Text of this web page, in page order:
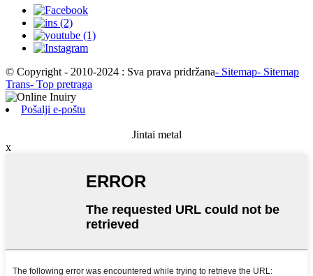
© Copyright - 2010-2024 : Sva prava pridržana- Sitemap- Sitemap
Trans- Top pretraga
Pošalji e-poštu
Jintai metal
x